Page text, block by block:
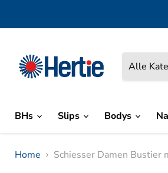
Alle
BHs Slips Bodys
Home Schiesser Damen